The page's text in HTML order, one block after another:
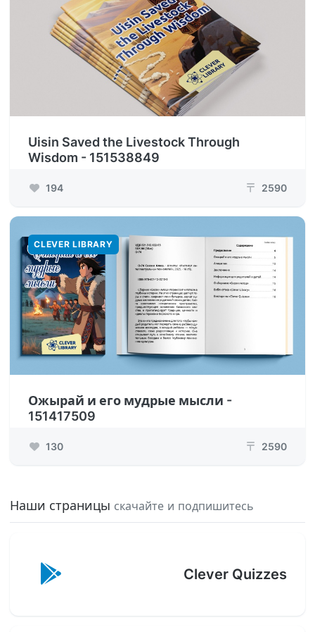
Uisin Saved the Livestock Through
Wisdom - 151538849
194 ₸ 2590
CLEVER LIBRARY
Ожырай и его мудрые мысли -
151417509
130 ₸ 2590
Наши страницы скачайте и подпишитесь
Clever Quizzes